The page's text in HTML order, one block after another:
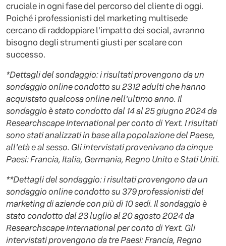
cruciale in ogni fase del percorso del cliente di oggi.
Poiché i professionisti del marketing multisede
cercano di raddoppiare l'impatto dei social, avranno
bisogno degli strumenti giusti per scalare con
successo.
*Dettagli del sondaggio: i risultati provengono da un
sondaggio online condotto su 2312 adulti che hanno
acquistato qualcosa online nell'ultimo anno. Il
sondaggio è stato condotto dal 14 al 25 giugno 2024 da
Researchscape International per conto di Yext. I risultati
sono stati analizzati in base alla popolazione del Paese,
all'età e al sesso. Gli intervistati provenivano da cinque
Paesi: Francia, Italia, Germania, Regno Unito e Stati Uniti.
**Dettagli del sondaggio: i risultati provengono da un
sondaggio online condotto su 379 professionisti del
marketing di aziende con più di 10 sedi. Il sondaggio è
stato condotto dal 23 luglio al 20 agosto 2024 da
Researchscape International per conto di Yext. Gli
intervistati provengono da tre Paesi: Francia, Regno